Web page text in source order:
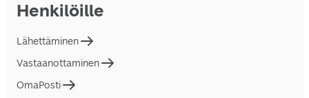
Henkilöille
Lähettäminen
Vastaanottaminen
OmaPosti